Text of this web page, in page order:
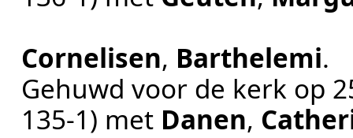
Cornelisen, Barthelemi.
Gehuwd voor de kerk op
135-1) met Danen,